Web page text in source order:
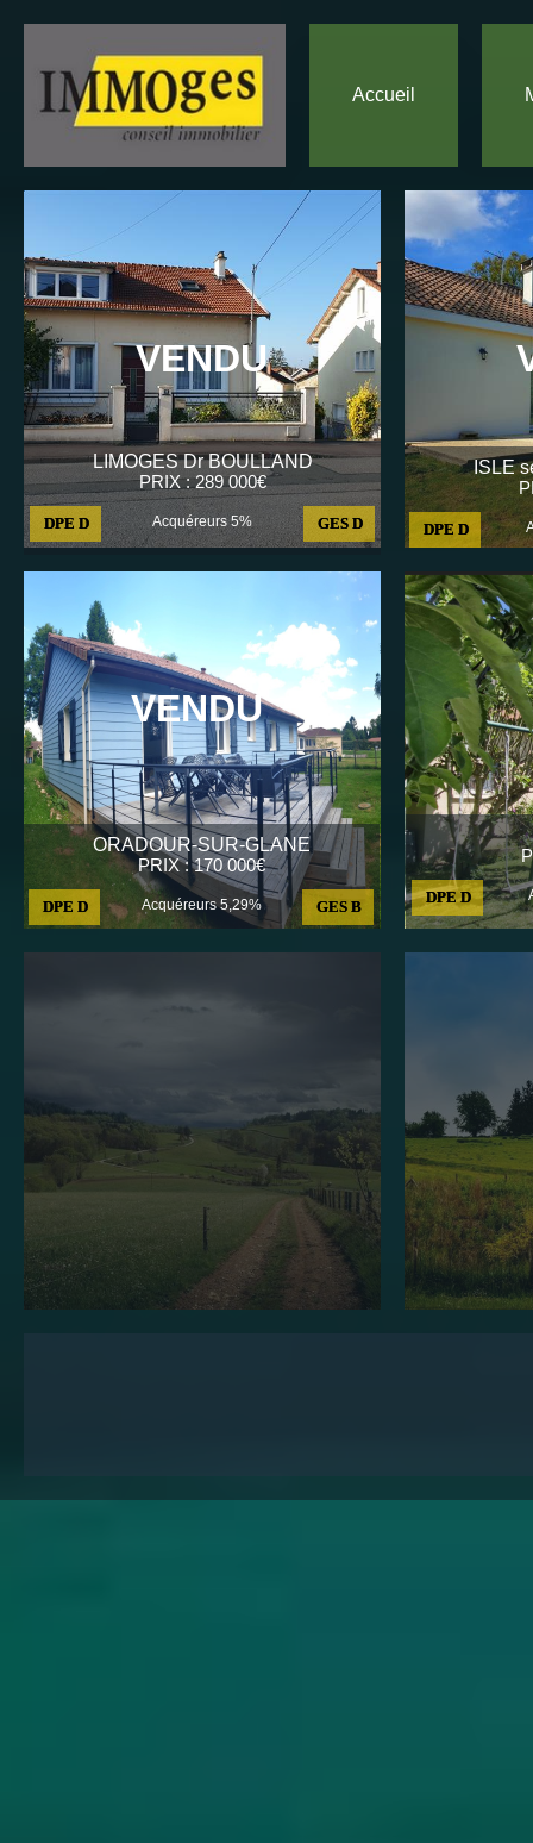
Accueil
VENDU
LIMOGES Dr BOULLAND
PRIX : 289 000€
Acquéreurs 5%
DPE D GES D
ISLE
DPE D
VENDU
ORADOUR-SUR-GLANE
PRIX : 170 000€
Acquéreurs 5,29%
DPE D GES B
DPE D